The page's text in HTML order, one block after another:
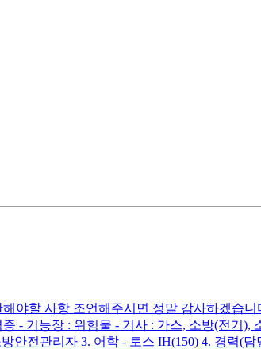
할 사항 조언해주시면 정말 감사하겠습니
- 기능장 : 위험물 - 기사 : 가스, 소방(전기
전관리자 3. 어학 - 토스 IH(150) 4. 경력(